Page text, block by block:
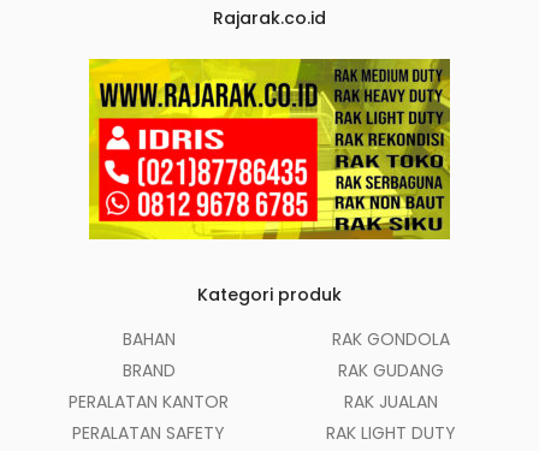
Rajarak.co.id
Kategori produk
BAHAN
BRAND
PERALATAN KANTOR
PERALATAN SAFETY
RAK GONDOLA
RAK GUDANG
RAK JUALAN
RAK LIGHT DUTY